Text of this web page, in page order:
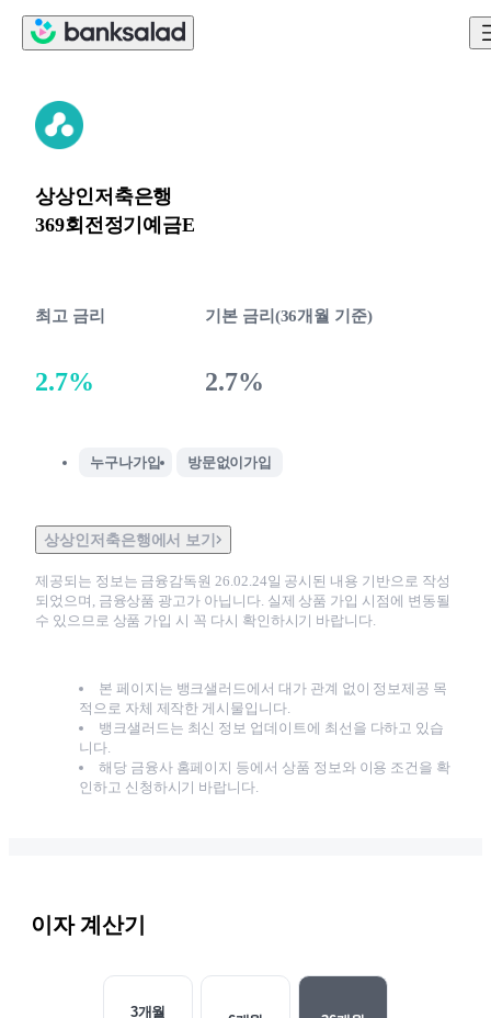
상상인저축은행
369회전정기예금E
최고 금리
2.7%
기본 금리(36개월 기준)
2.7%
누구나가입 방문없이가입
상상인저축은행에서 보기
제공되는 정보는 금융감독원26.02.24일 공시된 내용 기반으로 작성
되었으며, 금융상품 광고가 아닙니다. 실제 상품 가입 시점에 변동될
수 있으므로 상품 가입 시 꼭 다시 확인하시기 바랍니다.
본 페이지는 뱅크샐러드에서 대가 관계 없이 정보제공 목
적으로 자체 제작한 게시물입니다.
뱅크샐러드는 최신 정보 업데이트에 최선을 다하고 있습
니다.
해당 금융사 홈페이지 등에서 상품 정보와 이용 조건을 확
인하고 신청하시기 바랍니다.
이자 계산기
3개월